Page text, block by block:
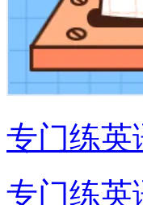
专门练英
专门练英